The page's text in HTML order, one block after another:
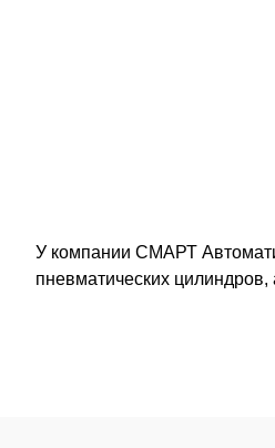
У компании СМАРТ
пневматических